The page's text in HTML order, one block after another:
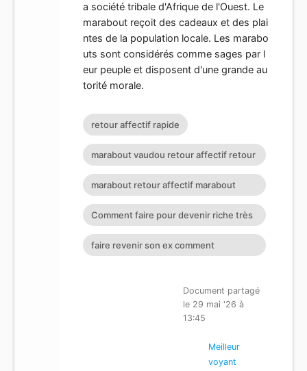
a société tribale d'Afrique de l'Ouest. Le
marabout reçoit des cadeaux et des plai
ntes de la population locale. Les marabo
uts sont considérés comme sages par l
eur peuple et disposent d'une grande au
torité morale.
retour affectif rapide
marabout vaudou retour affectif retour
affectif sérieux retour d
marabout retour affectif marabout
africain suisse
Comment faire pour devenir riche très
jeune
faire revenir son ex comment
Document partagé
le 29 mai '26 à
13:45
Meilleur
voyant